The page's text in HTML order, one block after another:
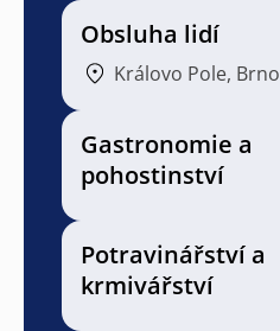
Obsluha lidí
Královo Pole, Brno
Gastronomie a
pohostinství
Potravinářství a
krmivářství